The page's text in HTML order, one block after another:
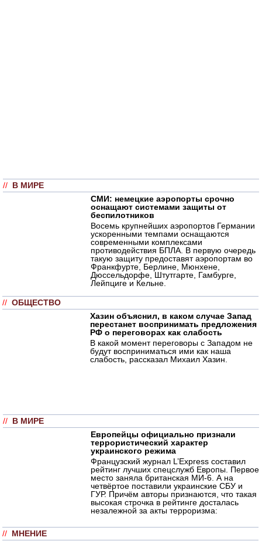
// В МИРЕ
СМИ: немецкие аэропорты срочно
оснащают системами защиты от
беспилотников
Восемь крупнейших аэропортов Германии
ускоренными темпами оснащаются
современными комплексами
противодействия БПЛА. В первую очередь
такую защиту предоставят аэропортам во
Франкфурте, Берлине, Мюнхене,
Дюссельдорфе, Штутгарте, Гамбурге,
Лейпциге и Кельне.
// ОБЩЕСТВО
Хазин объяснил, в каком случае Запад
перестанет воспринимать предложения
РФ о переговорах как слабость
В какой момент переговоры с Западом не
будут восприниматься ими как наша
слабость, рассказал Михаил Хазин.
// В МИРЕ
Европейцы официально признали
террористический характер
украинского режима
Французский журнал L’Express составил
рейтинг лучших спецслужб Европы. Первое
место заняла британская МИ-6. А на
четвёртое поставили украинские СБУ и
ГУР. Причём авторы признаются, что такая
высокая строчка в рейтинге досталась
незалежной за акты терроризма:
// МНЕНИЕ